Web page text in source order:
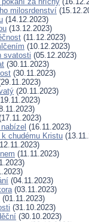
milosrdenství
(14.12.2023)
(13.12.2023)
(11.12.2023)
(10.12.2023)
svatosti (05.12.2023)
(30.11.2023)
(30.11.2023)
(20.11.2023)
(16.11.2023)
k chudému Kristu
(11.11.2023)
(04.11.2023)
(03.11.2023)
(01.11.2023)
(31.10.2023)
(30.10.2023)